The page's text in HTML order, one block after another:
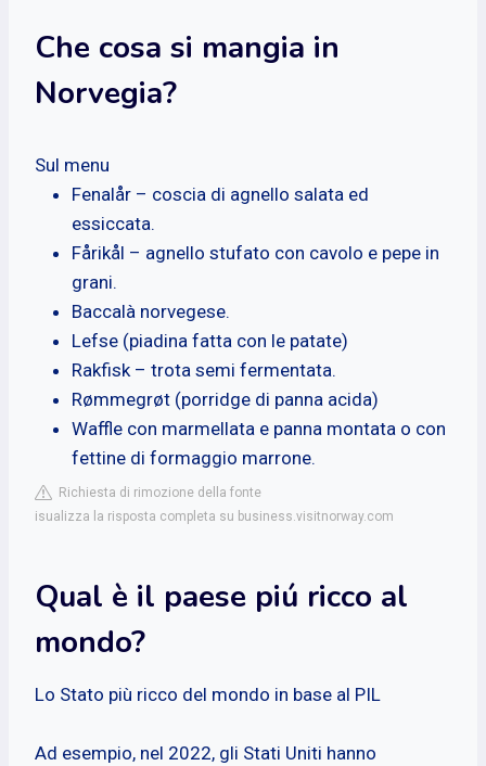
Che cosa si mangia in
Norvegia?
Sul menu
Fenalår – coscia di agnello salata ed
essiccata.
Fårikål – agnello stufato con cavolo e pepe in
grani.
Baccalà norvegese.
Lefse (piadina fatta con le patate)
Rakfisk – trota semi fermentata.
Rømmegrøt (porridge di panna acida)
Waffle con marmellata e panna montata o con
fettine di formaggio marrone.
Richiesta di rimozione della fonte
isualizza la risposta completa su business.visitnorway.com
Qual è il paese piú ricco al
mondo?
Lo Stato più ricco del mondo in base al PIL
Ad esempio, nel 2022, gli Stati Uniti hanno